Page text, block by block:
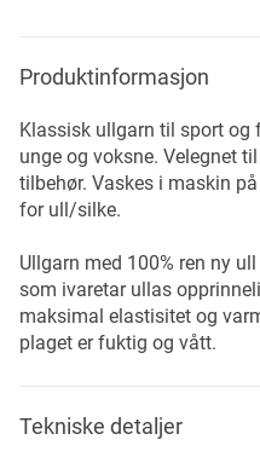
Produktinformasjon
Klassisk ullgarn til sport og
unge og voksne. Velegnet
tilbehør. Vaskes i maskin
for ull/silke.
Ullgarn med 100% ren ny
som ivaretar ullas
maksimal elastisitet og
plaget er fuktig og vått.
Tekniske detaljer